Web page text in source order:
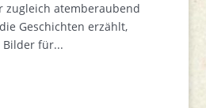
zugleich atemberaubend
Geschichten erzählt,
Bilder für...